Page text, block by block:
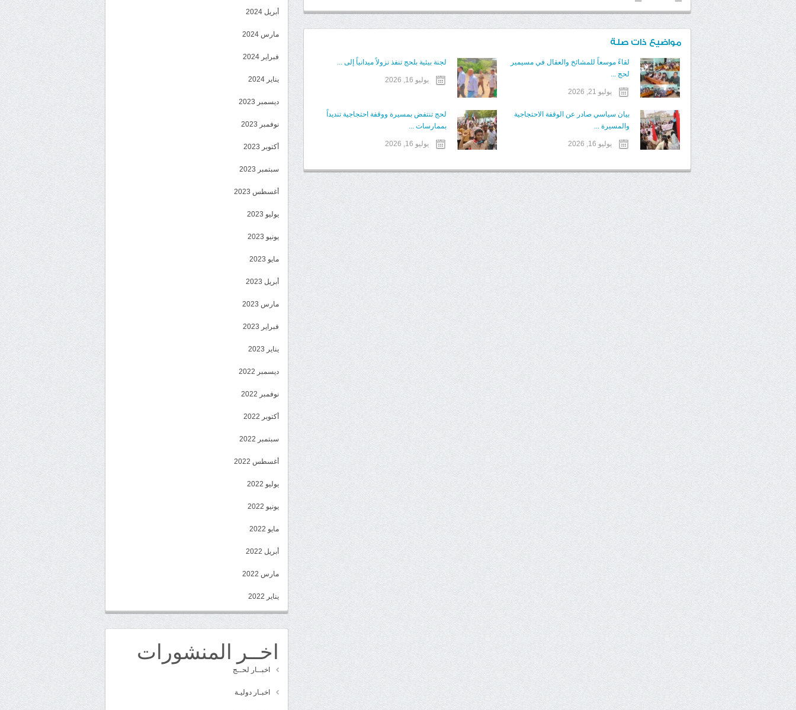
مواضيع ذات صلة
لقاءً موسعاً للمشائخ والعقال في مسيمير
لحج ...
يوليو 21, 2026
لجنة بيئية بلحج تنفذ نزولاً ميدانياً إلى ...
يوليو 16, 2026
بيان سياسي صادر عن الوقفة الاحتجاجية
والمسيرة ...
يوليو 16, 2026
لحج تنتفض بمسيرة ووقفة احتجاجية تنديداً
بممارسات ...
يوليو 16, 2026
أبريل 2024
مارس 2024
فبراير 2024
يناير 2024
ديسمبر 2023
نوفمبر 2023
أكتوبر 2023
سبتمبر 2023
أغسطس 2023
يوليو 2023
يونيو 2023
مايو 2023
أبريل 2023
مارس 2023
فبراير 2023
يناير 2023
ديسمبر 2022
نوفمبر 2022
أكتوبر 2022
سبتمبر 2022
أغسطس 2022
يوليو 2022
يونيو 2022
مايو 2022
أبريل 2022
مارس 2022
يناير 2022
اخــر المنشورات
اخبــار لحــج
اخبـار دوليـة